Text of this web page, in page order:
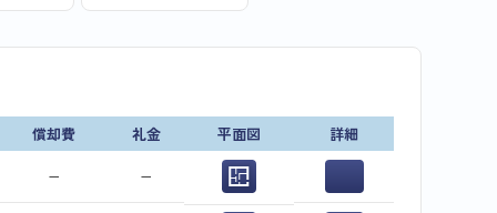
償却費 礼金 平面図
詳細
−
−